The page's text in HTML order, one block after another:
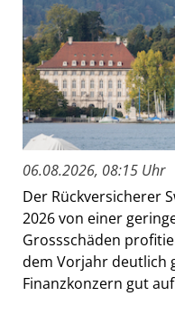
06.08.2026, 08:15 Uhr
Der Rückversicherer
2026 von einer
Grossschäden
dem Vorjahr deutlich
Finanzkonzern gut